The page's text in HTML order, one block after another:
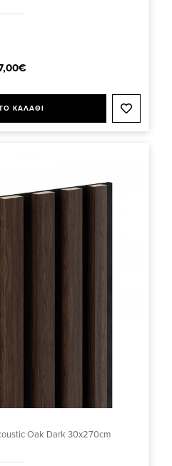
ΚΑΛΑΘΙ
Oak Dark 30x270cm